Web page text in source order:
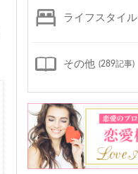
ライフスタイル
その他 (289記事)